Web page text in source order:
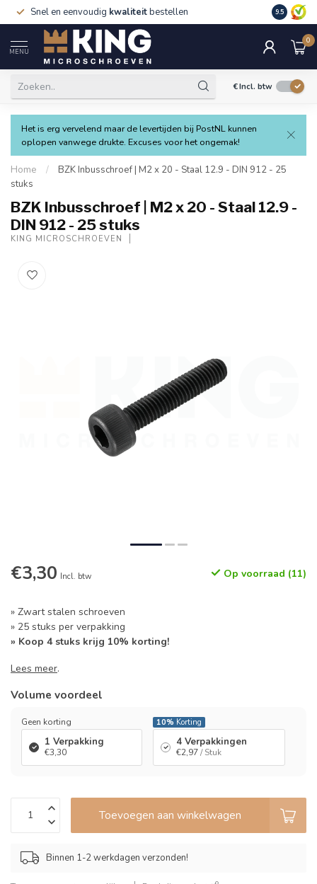
Snel en eenvoudig kwaliteitbestellen 9.5
MENU
0
€Incl. btw
Het is erg vervelend maar de levertijden bij PostNL kunnen
oplopen vanwege drukte. Excuses voor het ongemak!
Home /
BZK Inbusschroef | M2 x 20 - Staal 12.9 - DIN 912 - 25
stuks
BZK Inbusschroef | M2 x 20 - Staal 12.9 -
DIN 912 - 25 stuks
KING MICROSCHROEVEN
€3,30 Incl. btw Op voorraad (11)
» Zwart stalen schroeven
» 25 stuks per verpakking
» Koop 4 stuks krijg 10% korting!
Lees meer.
Volume voordeel
Geen korting
1 Verpakking
€3,30
10% Korting
4 Verpakkingen
€2,97/ Stuk
Toevoegen aan winkelwagen
Binnen 1-2 werkdagen verzonden!